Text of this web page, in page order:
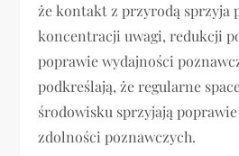
że kontakt z przyrodą sprzyja
koncentracji uwagi, redukcji
poprawie wydajności
podkreślają, że regularne
środowisku sprzyjają
zdolności poznawczych.